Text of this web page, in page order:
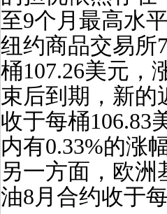
至9个月最高水
纽约商品交易所
桶107.26美元，
束后到期，新的
收于每桶106.83
内有0.33%的涨
另一方面，欧
油8月合约收于